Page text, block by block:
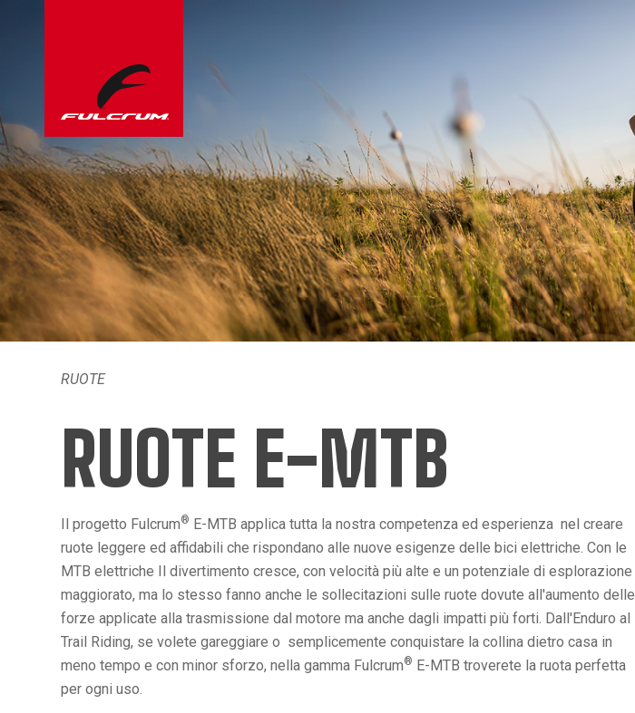
RUOTE
RUOTE E-MTB
Il progetto Fulcrum® E-MTB applica tutta la nostra competenza ed esperienza nel creare
ruote leggere ed affidabili che rispondano alle nuove esigenze delle bici elettriche. Con le
MTB elettriche Il divertimento cresce, con velocità più alte e un potenziale di esplorazione
maggiorato, ma lo stesso fanno anche le sollecitazioni sulle ruote dovute all'aumento delle
forze applicate alla trasmissione dal motore ma anche dagli impatti più forti. Dall'Enduro al
Trail Riding, se volete gareggiare o semplicemente conquistare la collina dietro casa in
meno tempo e con minor sforzo, nella gamma Fulcrum® E-MTB troverete la ruota perfetta
per ogni uso.